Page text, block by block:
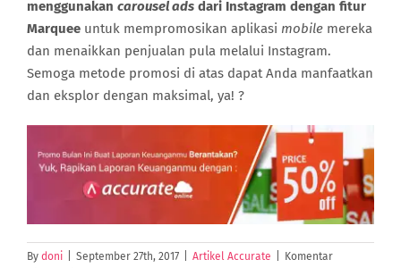
menggunakan carousel ads dari Instagram dengan fitur
Marquee untuk mempromosikan aplikasi mobile mereka
dan menaikkan penjualan pula melalui Instagram.
Semoga metode promosi di atas dapat Anda manfaatkan
dan eksplor dengan maksimal, ya! ?
By doni September 27th, 2017 Artikel Accurate
Komentar